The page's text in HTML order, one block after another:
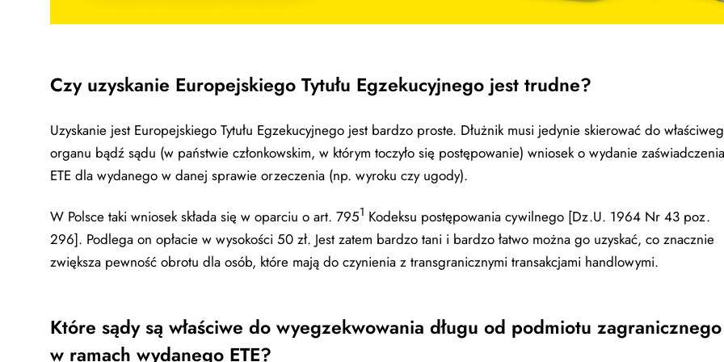
Czy uzyskanie Europejskiego Tytułu Egzekucyjnego jest trudne?
Uzyskanie jest Europejskiego Tytułu Egzekucyjnego jest bardzo proste. Dłużnik musi jedynie skierować do
organu bądź sądu (w państwie członkowskim, w którym toczyło się postępowanie) wniosek o wydanie zaświadczenia
ETE dla wydanego w danej sprawie orzeczenia (np. wyroku czy ugody).
W Polsce taki wniosek składa się w oparciu o art. 7951 Kodeksu postępowania cywilnego [Dz.U. 1964 Nr 43 poz.
296]. Podlega on opłacie w wysokości 50 zł. Jest zatem bardzo tani i bardzo łatwo można go uzyskać, co znacznie
zwiększa pewność obrotu dla osób, które mają do czynienia z transgranicznymi transakcjami handlowymi.
Które sądy są właściwe do wyegzekwowania długu od podmiotu zagranicznego
w ramach wydanego ETE?